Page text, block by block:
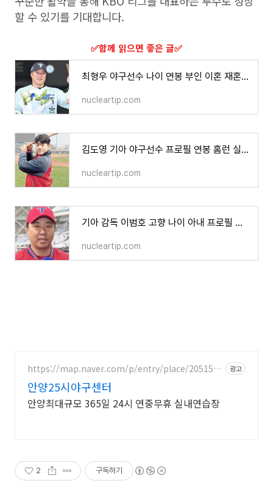
할 수 있기를 기대합니다.
​✅함께 읽으면 좋은 글​✅
최형우 야구선수 나이 연봉 부인 이혼 재혼 역대 기록 홈런 프로필
nucleartip.com
김도영 기아 야구선수 프로필 연봉 홈런 실책 타율 총 정리
nucleartip.com
기아 감독 이범호 고향 나이 아내 프로필 계약금과 기간
nucleartip.com
https://map.naver.com/p/entry/place/2051573
광고
안양25시야구센터
안양최대규모 365일 24시 연중무휴 실내연습장
2 구독하기